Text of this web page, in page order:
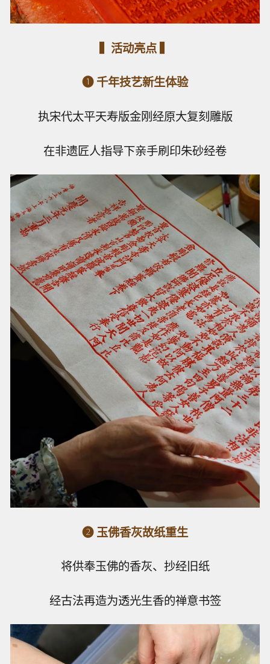
▍活动亮点 ▍
❶ 千年技艺新生体验
执宋代太平天寿版金刚经原大复刻雕版
在非遗匠人指导下亲手刷印朱砂经卷
❷ 玉佛香灰故纸重生
将供奉玉佛的香灰、抄经旧纸
经古法再造为透光生香的禅意书签